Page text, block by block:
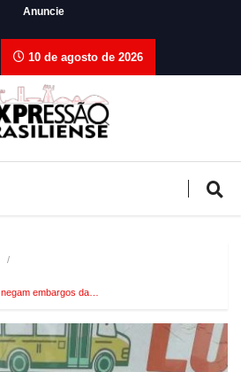
Anuncie
10 de agosto de 2026
embargos da…